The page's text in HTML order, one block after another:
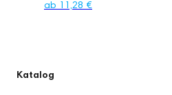
ab 11,28 €
Katalog